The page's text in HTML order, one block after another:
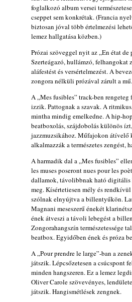
rész: Irving Ashby –
2026. augusztus 04.
10 éve halt meg lapunk
2026. augusztus 04.
45 éve történt… Jazz-rock
ből - Shakatak „Drivin’
2026. augusztus 03.
Jazz a Márványteremben
január 4.)
2026. augusztus 03.
Gondolataim - 2026 (XI.
Exkluzív interjú Bóna
2026. augusztus 01.
Ma 40 éves Gyarmati
Florian Ross
2026. augusztus 01.
Vér, tornádó és jazz –
Quintet és Kurt
lemezének új előfutára, a
2026. július 31.
Magyar jazzmuzsikus
gyermekeik – 42. rész:
foglalkozó album versei
cseppet sem konkrétak. (Francia
biztosan jóval több értelmezési
lemez hallgatása közben.)
Prózai szöveggel nyit az „En état de
Szerteágazó, hullámzó, felhangokat
aláfestést és versértelmezést. A
zongora nélküli prózával zárult a mű.
A „Mes fusibles” track-ben rengeteg
izzik. Pattognak a szavak. A
mintha mindig emelkedne. A hip-
beatboxolás, szájdobolás különös
jazzmuzsikához. Műfajokon átívelő
alkalmazzák a természetes zengést,
A harmadik dal a „Mes fusibles”
les muses poseront nues pour les
dallamok, távolibbnak ható digitális
meg. Kísértetiesen mély és
szólnak elnyújtva a billentyűkön.
Magnani meseszerű énekét
ének átveszi a távoli lebegést a
Zongorahangszín természetessége
beatbox. Egyidőben ének és próza
A „Pour prendre le large”-ban a
játszik. Lépcsőzetesen a csúcspont
minden hangszeren. Ez a lemez
Oliver Carole szövevényes,
játszik. Hangismétlések zengnek.